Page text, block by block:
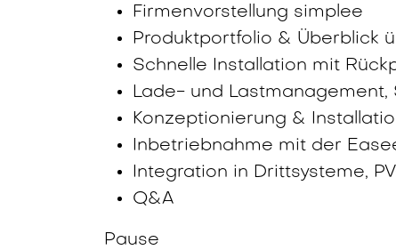
Firmenvorstellung simplee
Produktportfolio & Überblick
Schnelle Installation mit
Lade- und
Konzeptionierung &
Inbetriebnahme mit der
Integration in Drittsysteme,
Q&A
Pause